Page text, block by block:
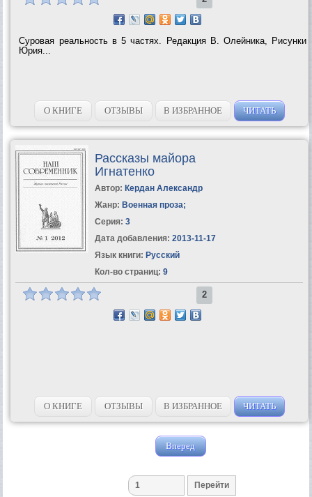
Суровая реальность в 5 частях. Редакция В. Олейника, Рисунки
Юрия...
О КНИГЕ ОТЗЫВЫ В ИЗБРАННОЕ ЧИТАТЬ
Рассказы майора
Игнатенко
Автор: Кердан Александр
Жанр: Военная проза;
Серия: 3
Дата добавления: 2013-11-17
Язык книги: Русский
Кол-во страниц: 9
2
О КНИГЕ ОТЗЫВЫ В ИЗБРАННОЕ ЧИТАТЬ
Вперед